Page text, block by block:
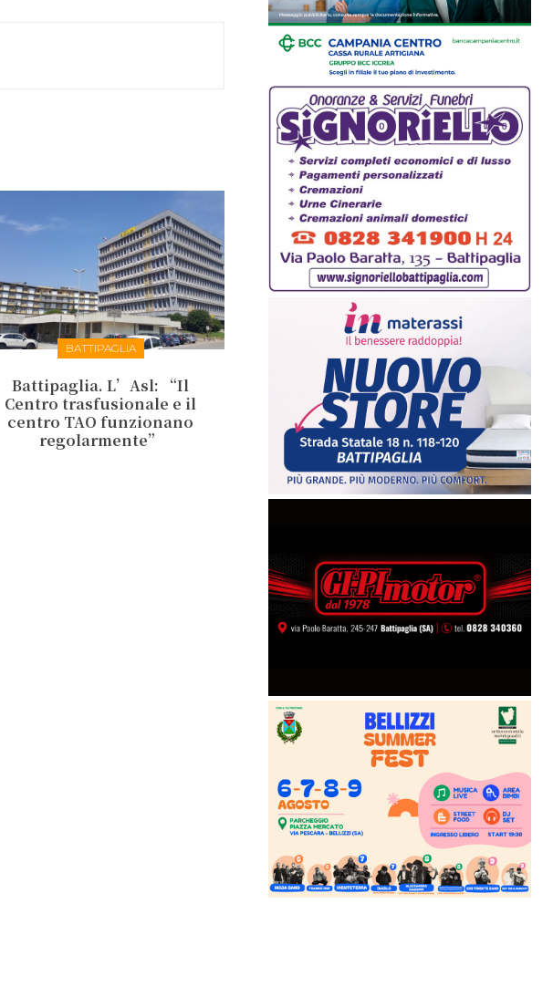
BATTIPAGLIA
Battipaglia. L’Asl: “Il
Centro trasfusionale e il
centro TAO funzionano
regolarmente”